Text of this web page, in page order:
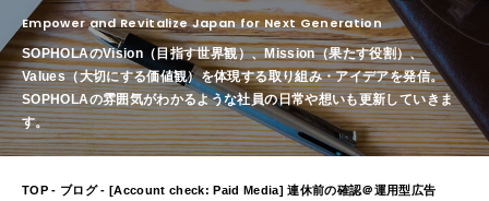
Empower and Revitalize Japan for Next Generation
SOPHOLAのVision（目指す世界観）、Mission（果たす役割）、
Values（大切にする価値観）を体現する取り組み・アイデアを発信。
SOPHOLAの雰囲気がわかるような社員の日常や想いも更新していきま
す。
TOP - ブログ- [Account check: Paid Media] 連休前の確認＠運用型広告